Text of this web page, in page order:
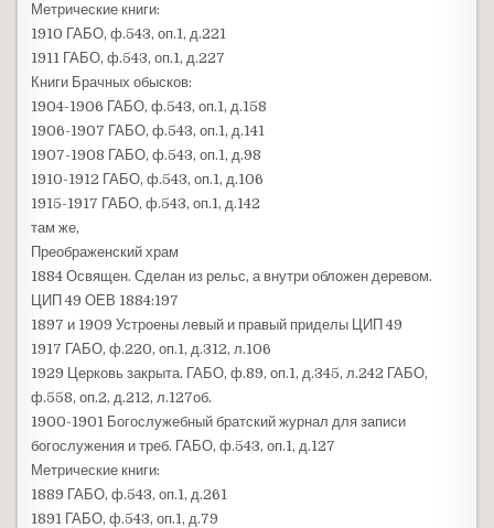
Метрические книги:
1910 ГАБО, ф.543, оп.1, д.221
1911 ГАБО, ф.543, оп.1, д.227
Книги Брачных обысков:
1904-1906 ГАБО, ф.543, оп.1, д.158
1906-1907 ГАБО, ф.543, оп.1, д.141
1907-1908 ГАБО, ф.543, оп.1, д.98
1910-1912 ГАБО, ф.543, оп.1, д.106
1915-1917 ГАБО, ф.543, оп.1, д.142
там же,
Преображенский храм
1884 Освящен. Сделан из рельс, а внутри обложен деревом.
ЦИП 49 ОЕВ 1884:197
1897 и 1909 Устроены левый и правый приделы ЦИП 49
1917 ГАБО, ф.220, оп.1, д.312, л.106
1929 Церковь закрыта. ГАБО, ф.89, оп.1, д.345, л.242 ГАБО,
ф.558, оп.2, д.212, л.127об.
1900-1901 Богослужебный братский журнал для записи
богослужения и треб. ГАБО, ф.543, оп.1, д.127
Метрические книги:
1889 ГАБО, ф.543, оп.1, д.261
1891 ГАБО, ф.543, оп.1, д.79